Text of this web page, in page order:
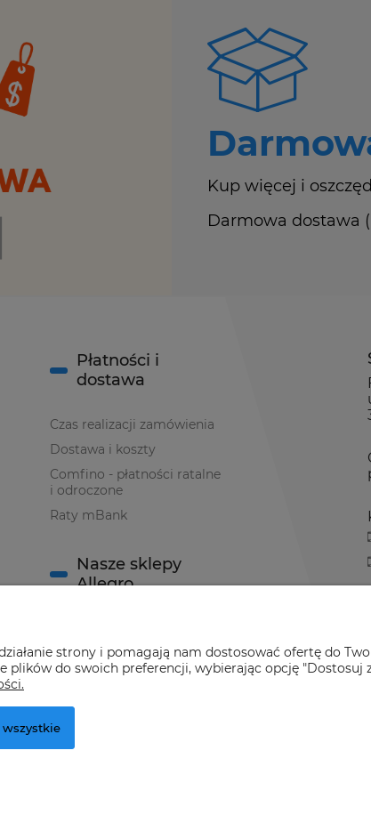
Kup więcej i
Darmowa dostawa
Płatności i
dostawa
Czas realizacji zamówienia
Dostawa i koszty
Comfino - płatności ratalne
i odroczone
Raty mBank
Nasze sklepy
Allegro
Sklep Allegro nr 2
strony i pomagają nam dostosować ofertę do
do swoich preferencji, wybierając opcję "Dostosuj